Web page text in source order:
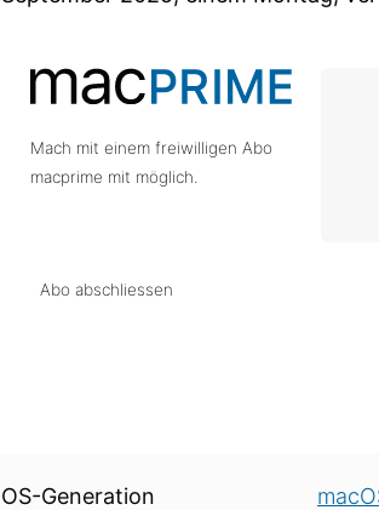
Mach mit einem freiwilligen Abo
macprime mit möglich.
Abo abschliessen
OS-Generation